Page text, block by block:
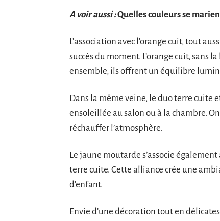
A voir aussi :Quelles couleurs se
L’association avec l’orange cuit, tout
succès du moment. L’orange cuit, sans
ensemble, ils offrent un équilibre
Dans la même veine, le duo terre
ensoleillée au salon ou à la chambre.
réchauffer l’atmosphère.
Le jaune moutarde s’associe
terre cuite. Cette alliance crée une
d’enfant.
Envie d’une décoration tout en